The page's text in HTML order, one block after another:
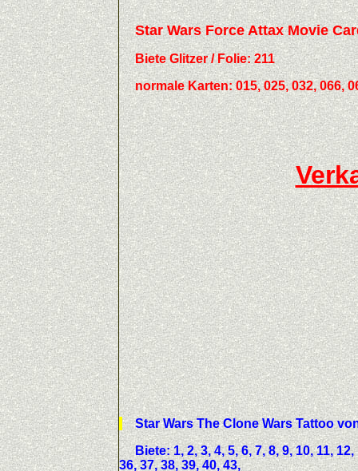
Star Wars Force Attax Movie
BieteGlitzer / Folie: 211
normale Karten: 015, 025, 032, 066,
Star Wars The Clone Wars
Biete: 1, 2, 3, 4, 5, 6, 7, 8, 9, 10, 11, 12,
36, 37, 38, 39, 40, 43,